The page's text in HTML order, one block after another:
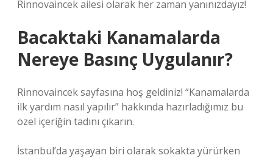
Rinnovaincek ailesi olarak her zaman yanınızdayız!
Bacaktaki Kanamalarda
Nereye Basınç Uygulanır?
Rinnovaincek sayfasına hoş geldiniz! “Kanamalarda
ilk yardım nasıl yapılır” hakkında hazırladığımız bu
özel içeriğin tadını çıkarın.
İstanbul’da yaşayan biri olarak sokakta yürürken